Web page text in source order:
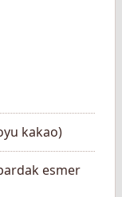
kakao)
esmer